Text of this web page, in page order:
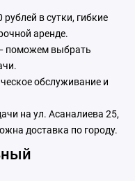
в сутки, гибкие
аренде.
поможем выбрать
обслуживание и
на ул. Асаналиева 25,
доставка по городу.